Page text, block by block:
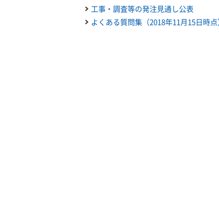
工事・調査等の発注見通し公表
よくある質問集（2018年11月15日時